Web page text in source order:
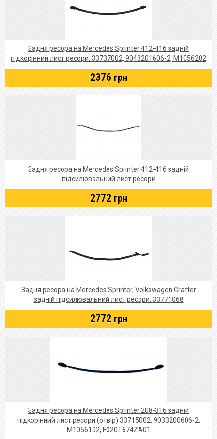
Задня ресора на Mercedes Sprinter 412-416 задній
підкорінний лист ресори. 33737002, 9043201606-2, M1056202
2376 грн
Задня ресора на Mercedes Sprinter 412-416 задній
підсилювальний лист ресори
2772 грн
Задня ресора на Mercedes Sprinter, Volkswagen Crafter
задній підсилювальний лист ресори. 33771068
2772 грн
Задня ресора на Mercedes Sprinter 208-316 задній
підкорінний лист ресори (отвір) 33715002, 9033200606-2,
M1056102, F020T674ZA01